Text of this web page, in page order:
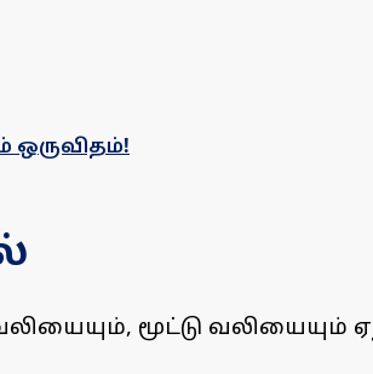
மூட்டு வலியையும்